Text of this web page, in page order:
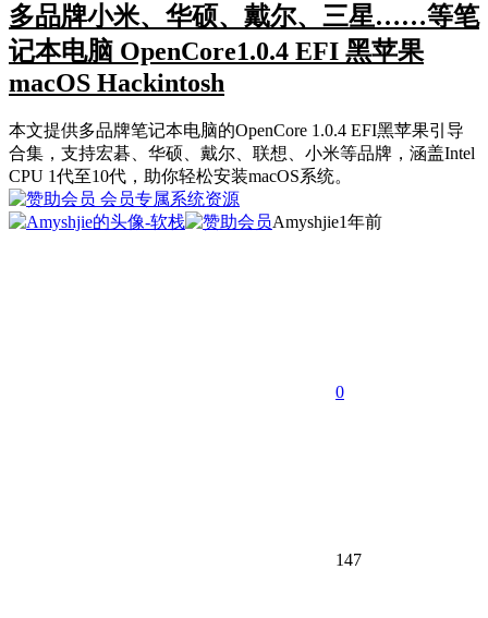
多品牌小米、华硕、戴尔、三星……等笔
记本电脑 OpenCore1.0.4 EFI 黑苹果
macOS Hackintosh
本文提供多品牌笔记本电脑的OpenCore 1.0.4 EFI黑苹果引导
合集，支持宏碁、华硕、戴尔、联想、小米等品牌，涵盖Intel
CPU 1代至10代，助你轻松安装macOS系统。
会员专属系统资源
Amyshjie1年前
0
147